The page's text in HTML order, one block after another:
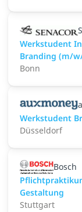
Werkstudent
Branding (m/
Bonn
Werkstudent
Düsseldorf
Bosch
Gestaltung
Stuttgart